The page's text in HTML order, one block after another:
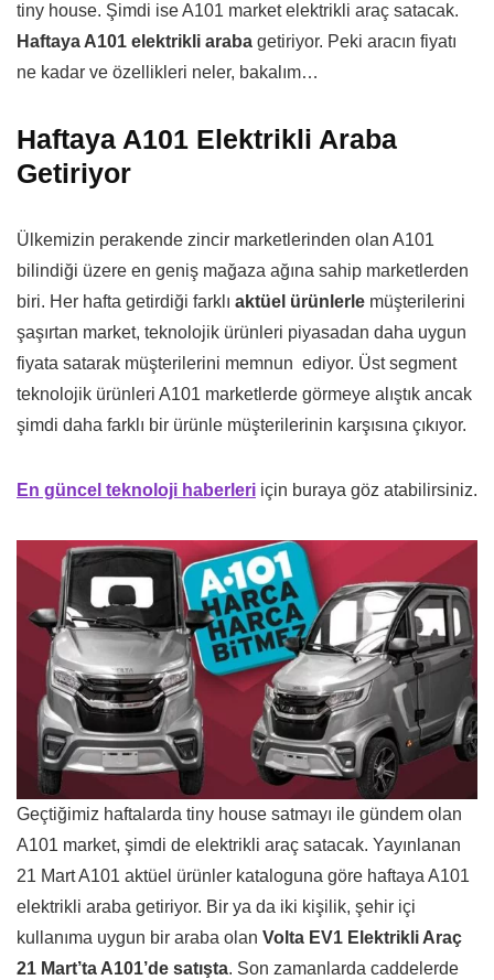
tiny house. Şimdi ise A101 market elektrikli araç satacak.
Haftaya A101 elektrikli araba getiriyor. Peki aracın fiyatı
ne kadar ve özellikleri neler, bakalım…
Haftaya A101 Elektrikli Araba
Getiriyor
Ülkemizin perakende zincir marketlerinden olan A101
bilindiği üzere en geniş mağaza ağına sahip marketlerden
biri. Her hafta getirdiği farklı aktüel ürünlerle müşterilerini
şaşırtan market, teknolojik ürünleri piyasadan daha uygun
fiyata satarak müşterilerini memnun ediyor. Üst segment
teknolojik ürünleri A101 marketlerde görmeye alıştık ancak
şimdi daha farklı bir ürünle müşterilerinin karşısına çıkıyor.
En güncel teknoloji haberleri için buraya göz atabilirsiniz.
Geçtiğimiz haftalarda tiny house satmayı ile gündem olan
A101 market, şimdi de elektrikli araç satacak. Yayınlanan
21 Mart A101 aktüel ürünler kataloguna göre haftaya A101
elektrikli araba getiriyor. Bir ya da iki kişilik, şehir içi
kullanıma uygun bir araba olan Volta EV1 Elektrikli Araç
21 Mart’ta A101’de satışta. Son zamanlarda caddelerde